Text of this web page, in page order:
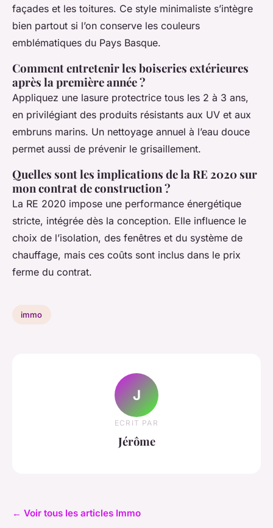
façades et les toitures. Ce style minimaliste s’intègre
bien partout si l’on conserve les couleurs
emblématiques du Pays Basque.
Comment entretenir les boiseries extérieures
après la première année ?
Appliquez une lasure protectrice tous les 2 à 3 ans,
en privilégiant des produits résistants aux UV et aux
embruns marins. Un nettoyage annuel à l’eau douce
permet aussi de prévenir le grisaillement.
Quelles sont les implications de la RE 2020 sur
mon contrat de construction ?
La RE 2020 impose une performance énergétique
stricte, intégrée dès la conception. Elle influence le
choix de l’isolation, des fenêtres et du système de
chauffage, mais ces coûts sont inclus dans le prix
ferme du contrat.
immo
J
ECRIT PAR
Jérôme
← Voir tous les articles Immo